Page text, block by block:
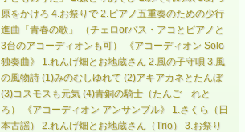
原をかけろ 4.お祭りで 2.ピアノ五重奏のための少行
進曲「青春の歌」 （チェロorバス・アコとピアノと
3台のアコーディオンも可） 《アコーディオン Solo
独奏曲》 1.れんげ畑とお地蔵さん 2.風の子守唄 3.風
の風物詩 (1)みのむしゆれて (2)アキアカネとたんぼ
(3)コスモスも元気 (4)青銅の騎士（たんご れと
ろ） 《アコーディオン アンサンブル》 1.さくら（日
本古謡） 2.れんげ畑とお地蔵さん（Trio） 3.お祭り